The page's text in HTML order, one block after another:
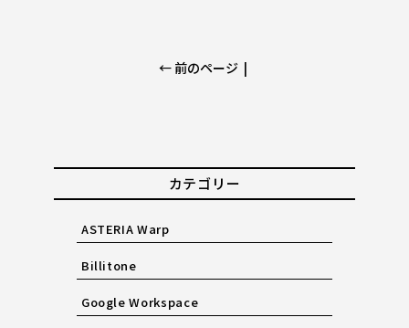
← 前のページ |
カテゴリー
ASTERIA Warp
Billitone
Google Workspace